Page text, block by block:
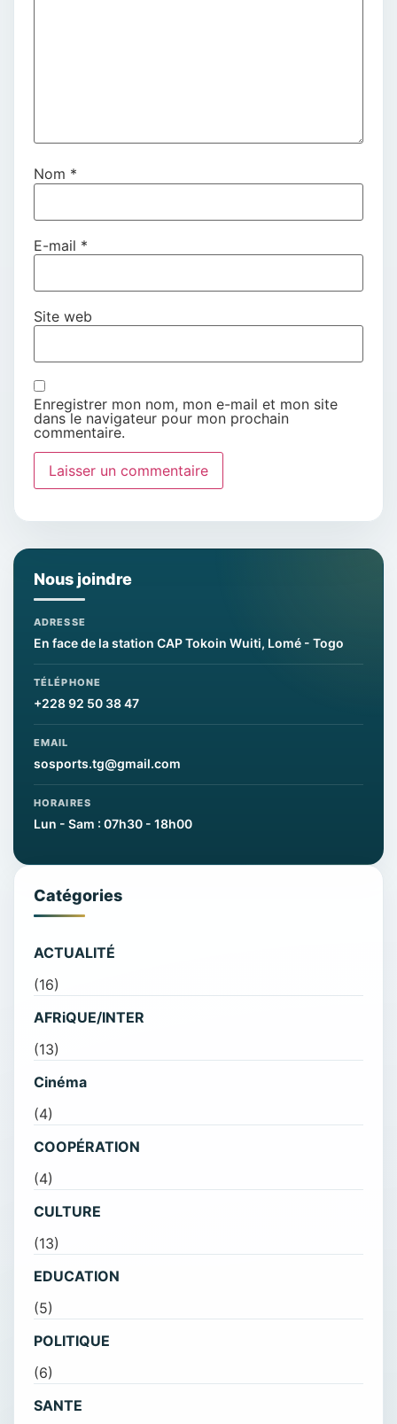
Nom *
E-mail *
Site web
Enregistrer mon nom, mon e-mail et mon site
dans le navigateur pour mon prochain
commentaire.
Nous joindre
ADRESSE
En face de la station CAP Tokoin Wuiti, Lomé - Togo
TÉLÉPHONE
+228 92 50 38 47
EMAIL
sosports.tg@gmail.com
HORAIRES
Lun - Sam : 07h30 - 18h00
Catégories
ACTUALITÉ
(16)
AFRiQUE/INTER
(13)
Cinéma
(4)
COOPÉRATION
(4)
CULTURE
(13)
EDUCATION
(5)
POLITIQUE
(6)
SANTE